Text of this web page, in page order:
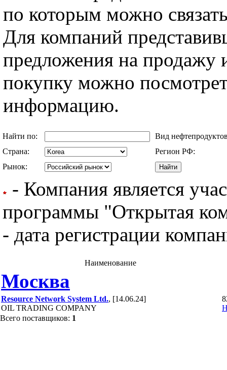
по которым можно
Для компаний
предложения на продажу
покупку можно
информацию.
Найти по:
Вид
Страна:
Регион РФ:
Рынок:
- Компания является
программы "Открытая
- дата регистрации
Наименование
Москва
Resource Network System Ltd., [14.06.24]
OIL TRADING COMPANY
Всего поставщиков: 1